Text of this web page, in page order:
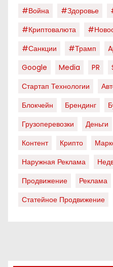
#война
#здоровье
#криптовалюта
#санкции
#трамп
Google
Media PR
Стартап Технологии
Блокчейн
Брендинг
Грузоперевозки
Деньги
Контент
Крипто
Наружная Реклама
Продвижение
Реклама
Статейное Продвижение